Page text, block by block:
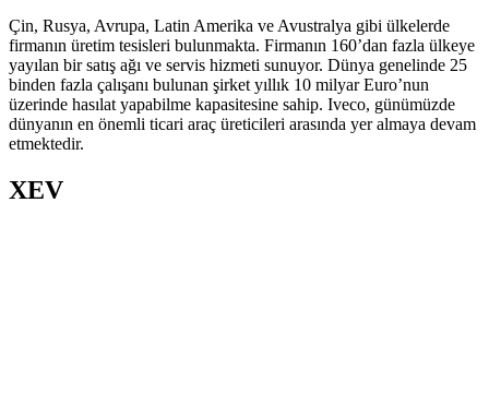
Çin, Rusya, Avrupa, Latin Amerika ve Avustralya gibi ülkelerde
firmanın üretim tesisleri bulunmakta. Firmanın 160’dan fazla ülkeye
yayılan bir satış ağı ve servis hizmeti sunuyor. Dünya genelinde 25
binden fazla çalışanı bulunan şirket yıllık 10 milyar Euro’nun
üzerinde hasılat yapabilme kapasitesine sahip. Iveco, günümüzde
dünyanın en önemli ticari araç üreticileri arasında yer almaya devam
etmektedir.
XEV